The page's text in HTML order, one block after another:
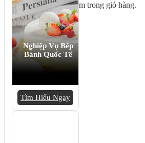
Chưa có sản phẩm trong giỏ hàng.
Nghiệp Vụ Bếp
Bánh Quốc Tế
Tìm Hiểu Ngay